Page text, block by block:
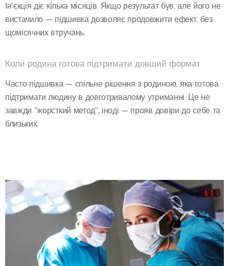
Інʼєкція діє кілька місяців. Якщо результат був, але його не
вистачило — підшивка дозволяє продовжити ефект, без
щомісячних втручань.
Коли родина готова підтримати довший формат
Часто підшивка — спільне рішення з родиною, яка готова
підтримати людину в довготривалому утриманні. Це не
завжди "жорсткий метод", іноді — прояв довіри до себе та
близьких.